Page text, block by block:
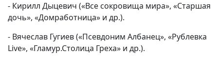
- Кирилл Дыцевич («Все сокровища мира», «Старшая
дочь», «Домработница» и др.).
- Вячеслав Гугиев («Псевдоним Албанец», «Рублевка
Live», «Гламур.Столица Греха» и др.).